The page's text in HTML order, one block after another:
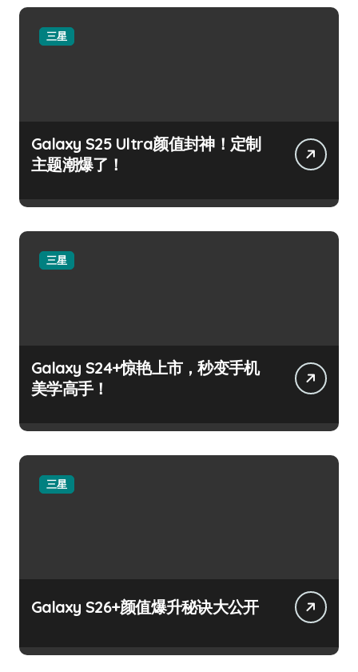
三星
Galaxy S25 Ultra颜值封神！定制
主题潮爆了！
三星
Galaxy S24+惊艳上市，秒变手机
美学高手！
三星
Galaxy S26+颜值爆升秘诀大公开